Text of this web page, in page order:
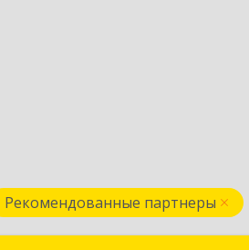
Рекомендованные партнеры